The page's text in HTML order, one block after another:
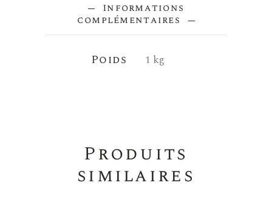
Informations
complémentaires
Poids 1 kg
Produits
similaires